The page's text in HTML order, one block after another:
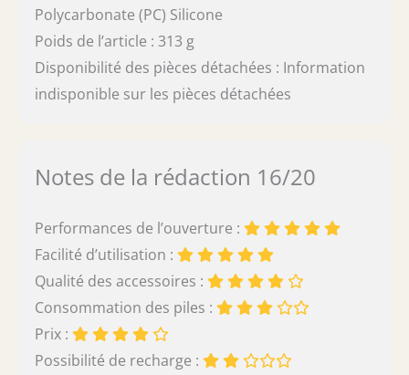
Polycarbonate (PC) Silicone
Poids de l’article : 313 g
Disponibilité des pièces détachées : Information
indisponible sur les pièces détachées
Notes de la rédaction 16/20
Performances de l’ouverture :
Facilité d’utilisation :
Qualité des accessoires :
Consommation des piles :
Prix :
Possibilité de recharge :